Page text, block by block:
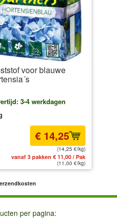
voor blauwe
3-4 werkdagen
€ 14,25
(14,25 €/kg)
vanaf 3 pakken € 11,00 / Pak
(11,00 €/kg)
per pagina: